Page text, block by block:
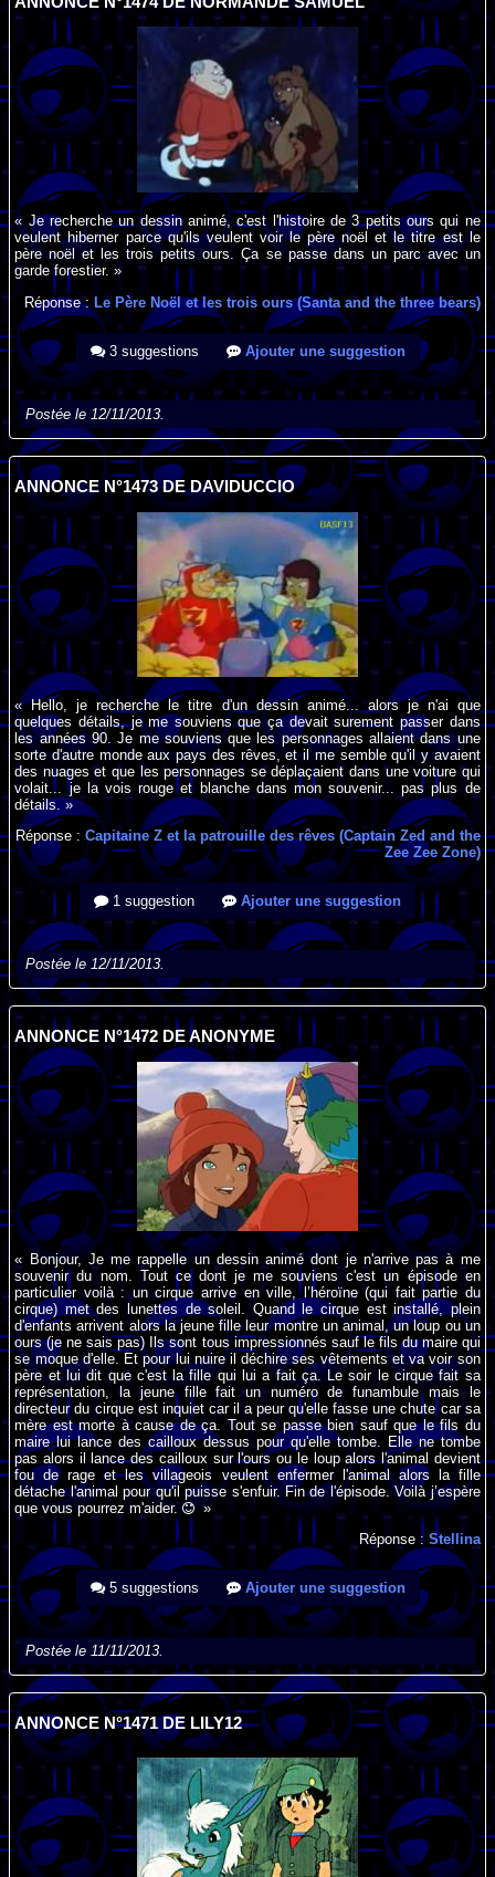
« Je recherche un dessin animé, c'est l'histoire de 3 petits ours qui ne
veulent hiberner parce qu'ils veulent voir le père noël et le titre est le
père noël et les trois petits ours. Ça se passe dans un parc avec un
garde forestier. »
Réponse : Le Père Noël et les trois ours (Santa and the three bears)
3 suggestions Ajouter une suggestion
Postée le 12/11/2013.
ANNONCE N°1473 DE DAVIDUCCIO
« Hello, je recherche le titre d'un dessin animé... alors je n'ai que
quelques détails, je me souviens que ça devait surement passer dans
les années 90. Je me souviens que les personnages allaient dans une
sorte d'autre monde aux pays des rêves, et il me semble qu'il y avaient
des nuages et que les personnages se déplaçaient dans une voiture qui
volait... je la vois rouge et blanche dans mon souvenir... pas plus de
détails. »
Réponse : Capitaine Z et la patrouille des rêves (Captain Zed and the
Zee Zee Zone)
1 suggestion Ajouter une suggestion
Postée le 12/11/2013.
ANNONCE N°1472 DE ANONYME
« Bonjour, Je me rappelle un dessin animé dont je n'arrive pas à me
souvenir du nom. Tout ce dont je me souviens c'est un épisode en
particulier voilà : un cirque arrive en ville, l’héroïne (qui fait partie du
cirque) met des lunettes de soleil. Quand le cirque est installé, plein
d'enfants arrivent alors la jeune fille leur montre un animal, un loup ou un
ours (je ne sais pas) Ils sont tous impressionnés sauf le fils du maire qui
se moque d'elle. Et pour lui nuire il déchire ses vêtements et va voir son
père et lui dit que c'est la fille qui lui a fait ça. Le soir le cirque fait sa
représentation, la jeune fille fait un numéro de funambule mais le
directeur du cirque est inquiet car il a peur qu'elle fasse une chute car sa
mère est morte à cause de ça. Tout se passe bien sauf que le fils du
maire lui lance des cailloux dessus pour qu'elle tombe. Elle ne tombe
pas alors il lance des cailloux sur l'ours ou le loup alors l'animal devient
fou de rage et les villageois veulent enfermer l'animal alors la fille
détache l'animal pour qu'il puisse s'enfuir. Fin de l'épisode. Voilà j’espère
que vous pourrez m'aider.
»
Réponse : Stellina
5 suggestions Ajouter une suggestion
Postée le 11/11/2013.
ANNONCE N°1471 DE LILY12